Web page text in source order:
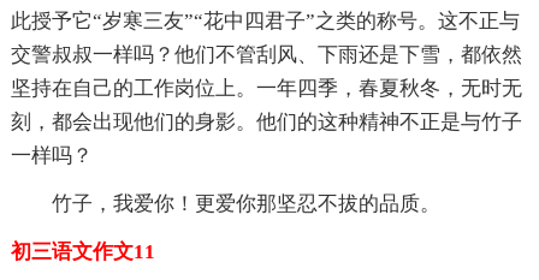
此授予它“岁寒三友”“花中四君子”之类的称号。这不正与
交警叔叔一样吗？他们不管刮风、下雨还是下雪，都依然
坚持在自己的工作岗位上。一年四季，春夏秋冬，无时无
刻，都会出现他们的身影。他们的这种精神不正是与竹子
一样吗？
竹子，我爱你！更爱你那坚忍不拔的品质。
初三语文作文11